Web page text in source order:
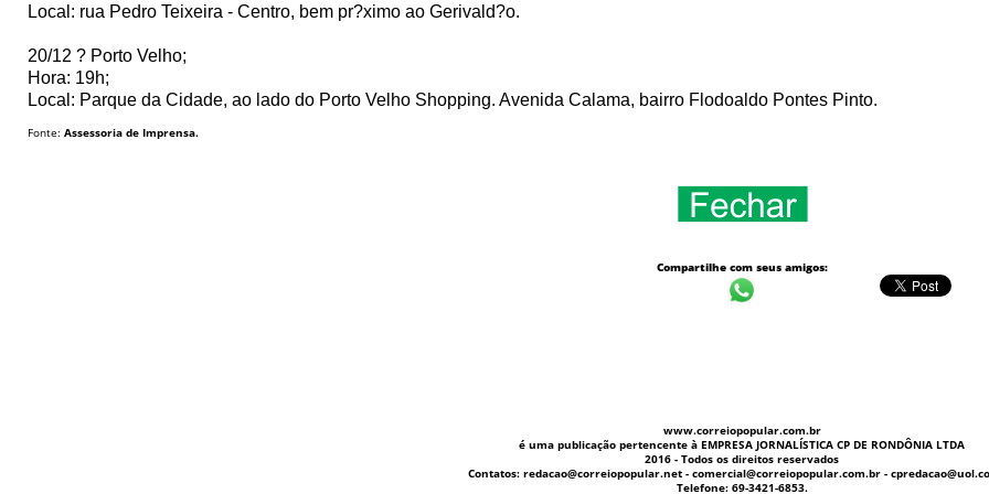
Local: rua Pedro Teixeira - Centro, bem pr?ximo ao Gerivald?o.
20/12 ? Porto Velho;
Hora: 19h;
Local: Parque da Cidade, ao lado do Porto Velho Shopping. Avenida Calama, bairro Flodoaldo Pontes Pinto.
Fonte: Assessoria de Imprensa.
Compartilhe com seus amigos:
www.correiopopular.com.br
é uma publicação pertencente à EMPRESA JORNALÍSTICA CP DE RONDÔNIA LTDA
2016 - Todos os direitos reservados
Contatos: redacao@correiopopular.net - comercial@correiopopular.com.br -
Telefone: 69-3421-6853.